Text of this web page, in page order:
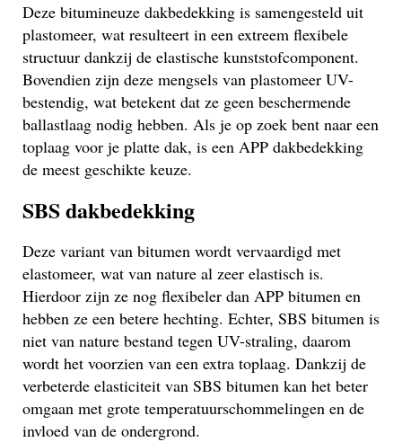
Deze bitumineuze dakbedekking is samengesteld uit
plastomeer, wat resulteert in een extreem flexibele
structuur dankzij de elastische kunststofcomponent.
Bovendien zijn deze mengsels van plastomeer UV-
bestendig, wat betekent dat ze geen beschermende
ballastlaag nodig hebben. Als je op zoek bent naar een
toplaag voor je platte dak, is een APP dakbedekking
de meest geschikte keuze.
SBS dakbedekking
Deze variant van bitumen wordt vervaardigd met
elastomeer, wat van nature al zeer elastisch is.
Hierdoor zijn ze nog flexibeler dan APP bitumen en
hebben ze een betere hechting. Echter, SBS bitumen is
niet van nature bestand tegen UV-straling, daarom
wordt het voorzien van een extra toplaag. Dankzij de
verbeterde elasticiteit van SBS bitumen kan het beter
omgaan met grote temperatuurschommelingen en de
invloed van de ondergrond.